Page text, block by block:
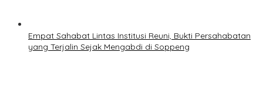
Empat Sahabat Lintas Institusi Reuni, Bukti Persahabatan
yang Terjalin Sejak Mengabdi di Soppeng